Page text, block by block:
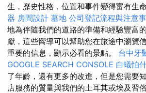
生，歷史性格，位置和事件變得富有生
器 房間設計 墓地 公司登記流程與注意
地為伴隨我們的道路的準備和經驗豐富
獻，這些嚮導可以幫助您在旅途中瀏覽
重要的信息，顯示必看的景點。 台中牙
GOOGLE SEARCH CONSOLE 白蟻怕
了年齡，還有更多的改進，但是您需要
店服務的質量與我們的土耳其或埃及習